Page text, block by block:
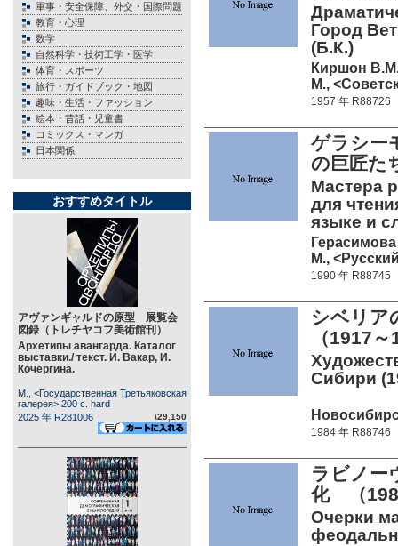
軍事・安全保障、外交・国際問題
教育・心理
数学
自然科学・技術工学・医学
体育・スポーツ
旅行・ガイドブック・地図
趣味・生活・ファッション
絵本・昔話・児童書
コミックス・マンガ
日本関係
おすすめタイトル
アヴァンギャルドの原型 展覧会
図録（トレチヤコフ美術館刊）
Архетипы авангарда. Каталог
выставки./ текст. И. Вакар, И.
Кочергина.
М., <Государственная Третьяковская
галерея> 200 c. hard
2025 年 R281006
\29,150
Город
(Б.К.)
Киршон
М.,
1957 年 R88726
ゲラシー
の巨匠た
Мастера
для
языке и
М.,
1990 年 R88745
シベリ
（1917
Сибири
1984 年 R88746
ラビノー
化 （
Очерки